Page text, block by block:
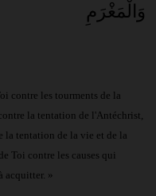
وَالْمَغْرَمِ
contre les tourments de la
la tentation de l'Antéchrist,
la tentation de la vie et de la
Toi contre les causes qui
acquitter. »